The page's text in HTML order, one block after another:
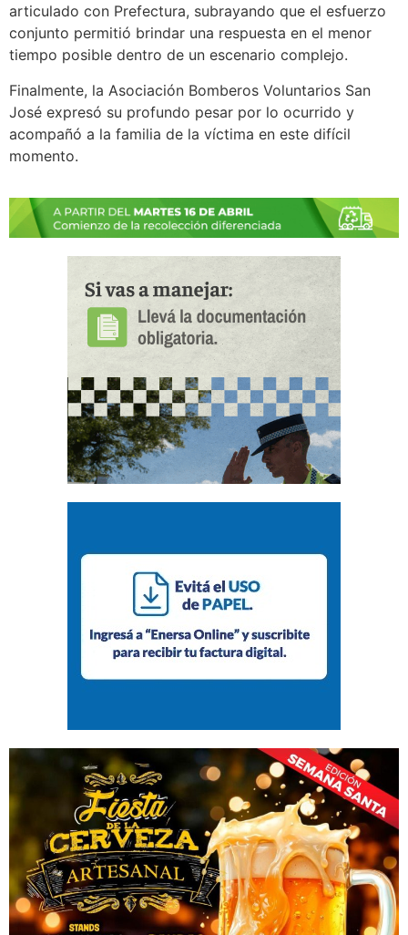
articulado con Prefectura, subrayando que el esfuerzo
conjunto permitió brindar una respuesta en el menor
tiempo posible dentro de un escenario complejo.
Finalmente, la Asociación Bomberos Voluntarios San
José expresó su profundo pesar por lo ocurrido y
acompañó a la familia de la víctima en este difícil
momento.